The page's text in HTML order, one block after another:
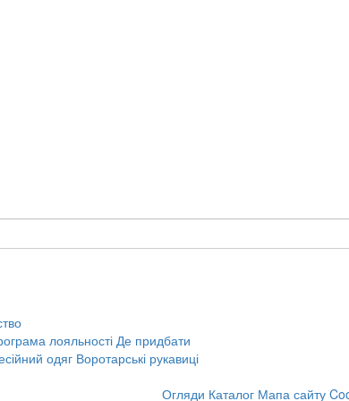
лояльності Де придбати
одяг Воротарські рукавиці
Огляди Каталог Мапа сайту